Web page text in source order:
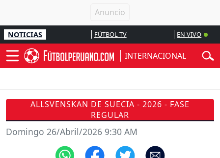
NOTICIAS FÚTBOL TV EN VIVO
INTERNACIONAL
ALLSVENSKAN DE SUECIA - 2026 - FASE
REGULAR
Domingo 26/Abril/2026 9:30 AM